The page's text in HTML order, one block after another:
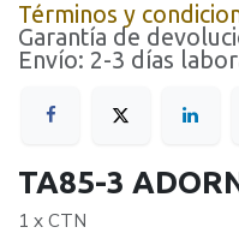
Términos y
Garantía de
Envío: 2-3 días
TA85-3
1 x CTN